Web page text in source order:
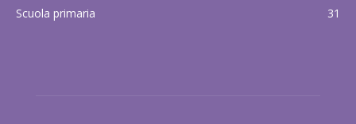
Scuola primaria
31